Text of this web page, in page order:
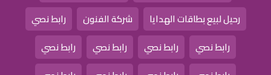
رحيل لبيع بطاقات الهدايا
شركة الفنون
رابط نصي
رابط نصي
رابط نصي رابط نصي
رابط نصي